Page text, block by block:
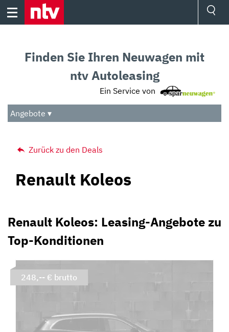
Skip
Audio
Das Beste
Finden Sie Ihren Neuwagen mit
ntv Autoleasing
Ein Service von
Angebote ▾
Zurück zu den Deals
Renault Koleos
Renault Koleos: Leasing-Angebote zu
Top-Konditionen
248,-- € brutto